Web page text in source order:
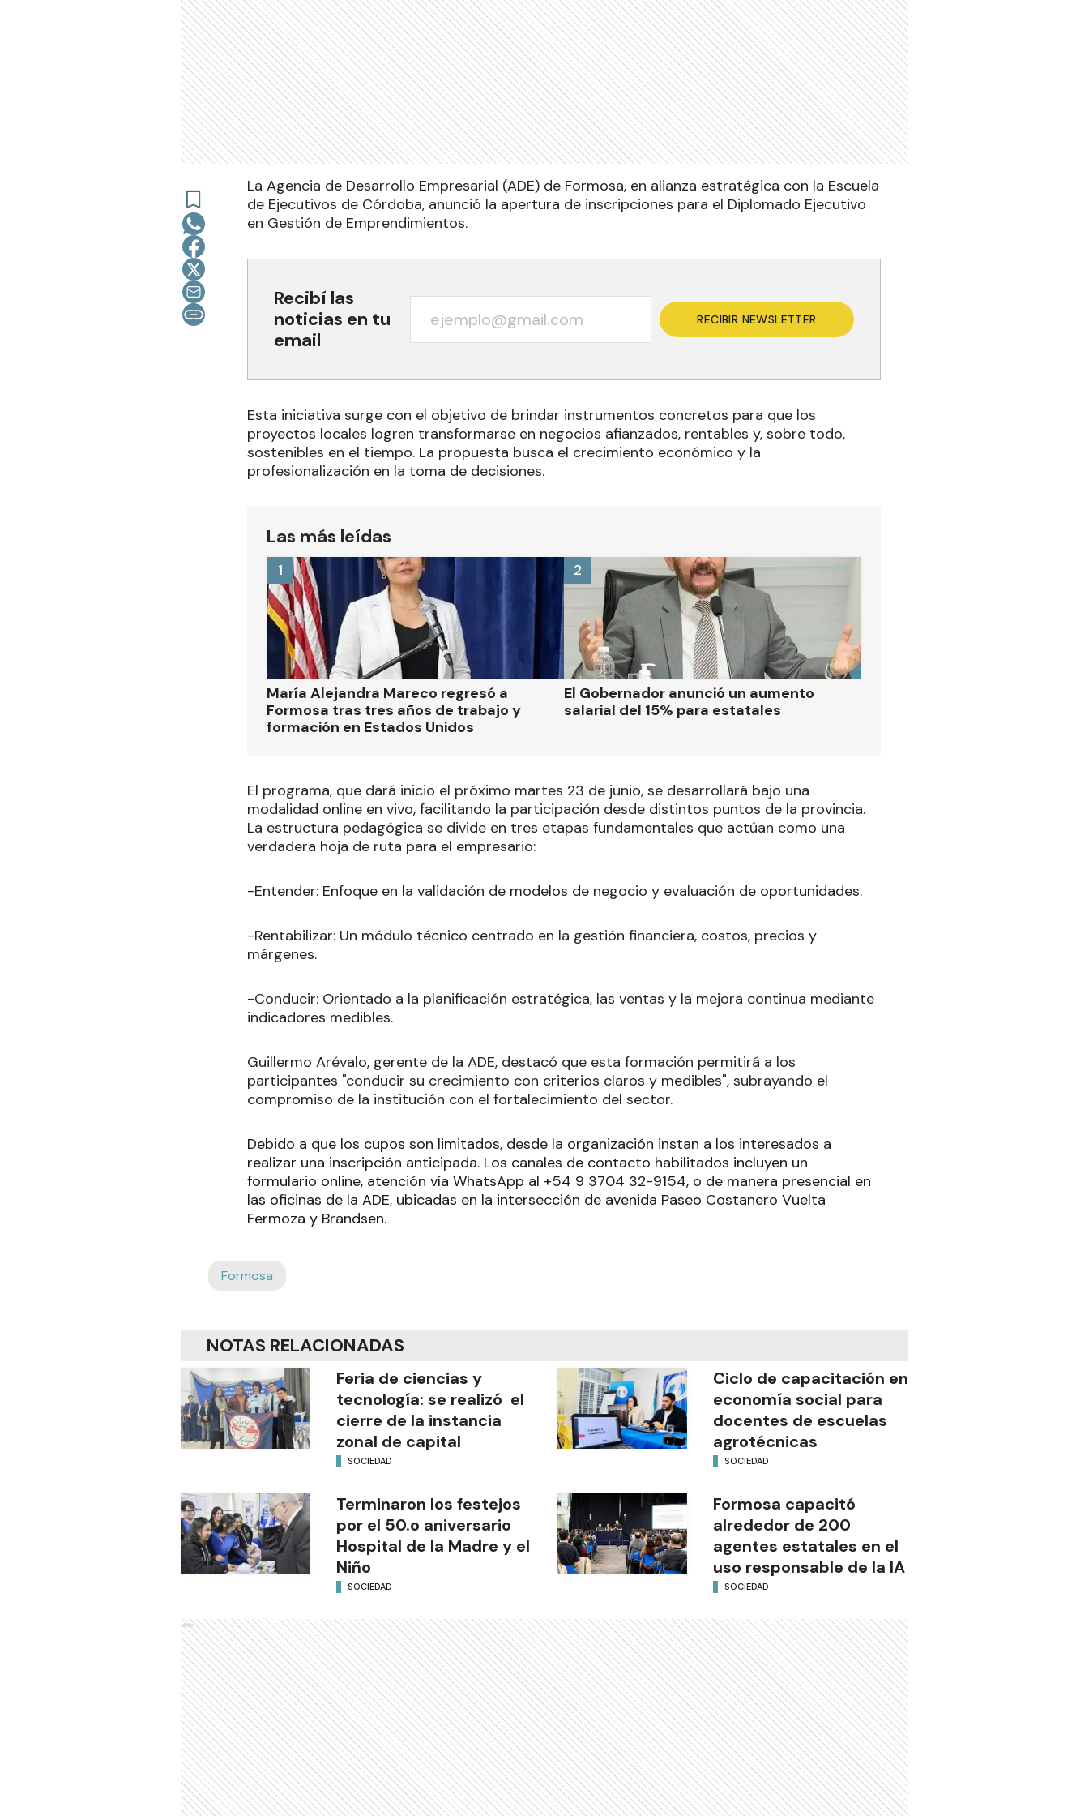
La Agencia de Desarrollo Empresarial (ADE) de Formosa, en alianza estratégica con la Escuela
de Ejecutivos de Córdoba, anunció la apertura de inscripciones para el Diplomado Ejecutivo
en Gestión de Emprendimientos.
Recibí las
noticias en tu
email
RECIBIR NEWSLETTER
Esta iniciativa surge con el objetivo de brindar instrumentos concretos para que los
proyectos locales logren transformarse en negocios afianzados, rentables y, sobre todo,
sostenibles en el tiempo. La propuesta busca el crecimiento económico y la
profesionalización en la toma de decisiones.
Las más leídas
María Alejandra Mareco regresó a
Formosa tras tres años de trabajo y
formación en Estados Unidos
1
El Gobernador anunció un aumento
salarial del 15% para estatales
2
El programa, que dará inicio el próximo martes 23 de junio, se desarrollará bajo una
modalidad online en vivo, facilitando la participación desde distintos puntos de la provincia.
La estructura pedagógica se divide en tres etapas fundamentales que actúan como una
verdadera hoja de ruta para el empresario:
-Entender: Enfoque en la validación de modelos de negocio y evaluación de oportunidades.
-Rentabilizar: Un módulo técnico centrado en la gestión financiera, costos, precios y
márgenes.
-Conducir: Orientado a la planificación estratégica, las ventas y la mejora continua mediante
indicadores medibles.
Guillermo Arévalo, gerente de la ADE, destacó que esta formación permitirá a los
participantes "conducir su crecimiento con criterios claros y medibles", subrayando el
compromiso de la institución con el fortalecimiento del sector.
Debido a que los cupos son limitados, desde la organización instan a los interesados a
realizar una inscripción anticipada. Los canales de contacto habilitados incluyen un
formulario online, atención vía WhatsApp al +54 9 3704 32-9154, o de manera presencial en
las oficinas de la ADE, ubicadas en la intersección de avenida Paseo Costanero Vuelta
Fermoza y Brandsen.
Formosa
NOTAS RELACIONADAS
Feria de ciencias y
tecnología: se realizó el
cierre de la instancia
zonal de capital
SOCIEDAD
Ciclo de capacitación en
economía social para
docentes de escuelas
agrotécnicas
SOCIEDAD
Terminaron los festejos
por el 50.o aniversario
Hospital de la Madre y el
Niño
SOCIEDAD
Formosa capacitó
alrededor de 200
agentes estatales en el
uso responsable de la IA
SOCIEDAD
Ads